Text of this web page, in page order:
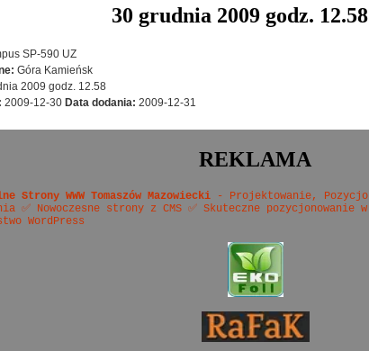
30 grudnia 2009 godz. 12.58
SP-590 UZ
Góra Kamieńsk
2009 godz. 12.58
2009-12-30 Data dodania: 2009-12-31
REKLAMA
Strony WWW Tomaszów Mazowiecki - Projektowanie,
✅ Nowoczesne strony z CMS ✅ Skuteczne pozycjonowanie
WordPress